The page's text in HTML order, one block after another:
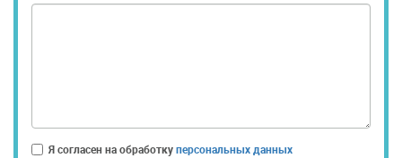
Я согласен на обработкуперсональных данных